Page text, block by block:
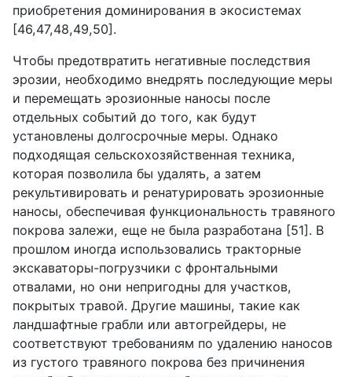
приобретения доминирования в экосистемах
[46,47,48,49,50].
Чтобы предотвратить негативные последствия
эрозии, необходимо внедрять последующие меры
и перемещать эрозионные наносы после
отдельных событий до того, как будут
установлены долгосрочные меры. Однако
подходящая сельскохозяйственная техника,
которая позволила бы удалять, а затем
рекультивировать и ренатурировать эрозионные
наносы, обеспечивая функциональность травяного
покрова залежи, еще не была разработана [51]. В
прошлом иногда использовались тракторные
экскаваторы-погрузчики с фронтальными
отвалами, но они непригодны для участков,
покрытых травой. Другие машины, такие как
ландшафтные грабли или автогрейдеры, не
соответствуют требованиям по удалению наносов
из густого травяного покрова без причинения